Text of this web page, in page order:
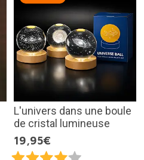
L'univers dans une boule
de cristal lumineuse
19,95€